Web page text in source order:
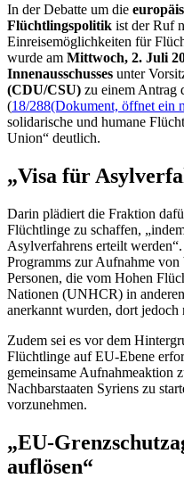
In der Debatte um die
Flüchtlingspolitik ist der Ruf
Einreisemöglichkeiten für
wurde am Mittwoch, 2. Juli
Innenausschusses unter
(CDU/CSU) zu einem Antrag
(18/288(Dokument, öffnet ein
solidarische und humane
Union“ deutlich.
„Visa für
Darin plädiert die Fraktion
Flüchtlinge zu schaffen,
Asylverfahrens erteilt
Programms zur Aufnahme von
Personen, die vom Hohen
Nationen (UNHCR) in
anerkannt wurden, dort jedoch
Zudem sei es vor dem
Flüchtlinge auf EU-Ebene
gemeinsame Aufnahmeaktion
Nachbarstaaten Syriens zu
vorzunehmen.
„EU-
auflösen“